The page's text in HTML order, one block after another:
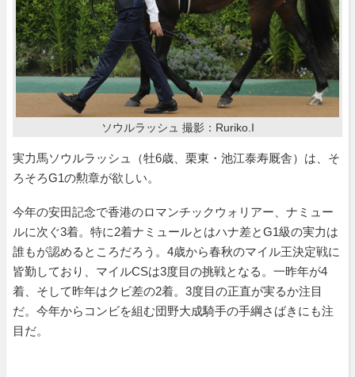
ソウルラッシュ 撮影：Ruriko.I
実力馬ソウルラッシュ（牡6歳、栗東・池江泰寿厩舎）は、そ
ろそろG1の勲章が欲しい。
今年の安田記念で香港のロマンチックウォリアー、ナミュー
ルに次ぐ3着。特に2着ナミュールとはハナ差とG1級の実力は
誰もが認めるところだろう。4歳から春秋のマイル王決定戦に
皆勤しており、マイルCSは3度目の挑戦となる。一昨年が4
着、そして昨年はクビ差の2着。3度目の正直が実るか注目
だ。今年からコンビを組む団野大成騎手の手綱さばきにも注
目だ。